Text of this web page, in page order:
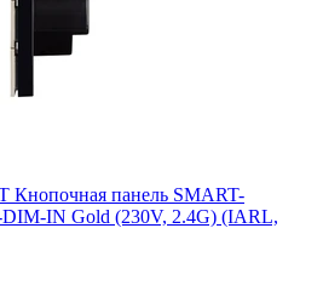
панель SMART-
IN Gold (230V, 2.4G) (IARL,